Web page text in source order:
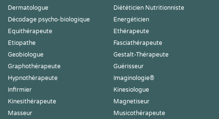
Dermatologue
Diététicien Nutritionniste
Décodage psycho-biologique
Energéticien
Equithérapeute
Ethérapeute
Etiopathe
Fasciathérapeute
Geobiologue
Gestalt-Thérapeute
Graphothérapeute
Guérisseur
Hypnothérapeute
Imaginologie®
Infirmier
Kinesiologue
Kinesithérapeute
Magnetiseur
Masseur
Musicothérapeute